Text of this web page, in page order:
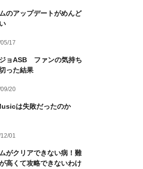
のアップデートがめんど
17
ョASB ファンの気持ち
った結果
20
は失敗だったのか
01
がクリアできない病！難
高くて攻略できないわけ